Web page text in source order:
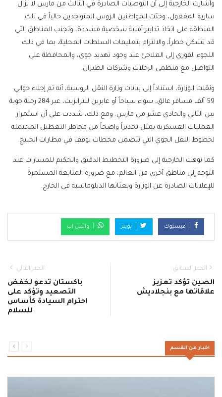
وأشارت الخارجية إلى أن التوصيات الصادرة في الثالث من مارس لا تزال
سارية المفعول، وحثت المواطنين الروس المتواجدين حالياً في تلك
المنطقة على اتخاذ تدابير أمنية شخصية مشددة، وتجنب المناطق التي
قد تشكل خطراً، والالتزام بتعليمات السلطات المحلية، بما في ذلك
اللجوء الفوري إلى الملاجئ عند وجود تهديد جوي، والمحافظة على
التواصل مع منظمي الرحلات وشركات الطيران.
ونقلت الوزارة، استناداً إلى بيانات وزارة النقل الروسية، أنه تم إجلاء حوالي
59 ألف مسافر عالق، سواء سياحاً أو عابرين للترانزيت، عبر 284 رحلة جوية
بين الثاني والحادي عشر من مارس. ومع ذلك، شددت على أن استمرار
العمليات العسكرية يمثل تحذيراً واضحاً من مخاطر التعطيل المحتملة
لخطوط النقل الجوي التي تتضمن محطات توقف في مطارات الخليج.
كما نوهت الخارجية إلى ضرورة التخطيط الدقيق والحكيم للمسارات عند
التوجه إلى مناطق أخرى من العالم، مع ضرورة المتابعة المستمرة
للإعلانات الصادرة عن الوزارة وبعثاتها الدبلوماسية في الخارج.
فيسبوك تويتر واتس اب
الخبر السابق
الصين تؤكد تعزيز
علاقاتها مع بنجلاديش
الخبر التالي
باكستان تدعو لخفض
التصعيد وتؤكد على
احترام السيادة كأساس
للسلام
اخبار من القسم